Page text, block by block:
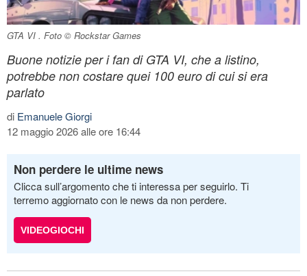
GTA VI . Foto © Rockstar Games
Buone notizie per i fan di GTA VI, che a listino,
potrebbe non costare quei 100 euro di cui si era
parlato
di Emanuele Giorgi
12 maggio 2026 alle ore 16:44
Non perdere le ultime news
Clicca sull’argomento che ti interessa per seguirlo. Ti
terremo aggiornato con le news da non perdere.
VIDEOGIOCHI